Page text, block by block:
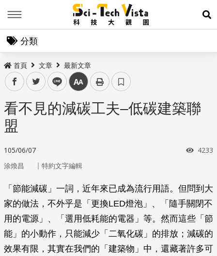
展
分類
首頁 文章 最新文章
facebooktwitter line 中
看不見的減碳工夫–低碳建築聯
盟
105/06/07 瀏覽
4233
涂煥昌 ｜ 特約文字編輯
「節能減碳」一詞，近年來已成為流行用語。但問到大
家的做法，不外乎是「更換LED燈泡」、「隨手關閉不
用的電源」、「選用低耗能的電器」等。然而這些「節
能」的小動作，只能減少「二氧化碳」的排放；減碳的
效果有限，其實在我們的「建築物」中，還藏著許多可